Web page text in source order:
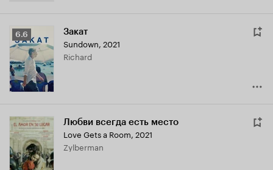
Рейтинг
Кинопоиска
6.6
6.6 Закат
Sundown, 2021
Richard
Любви всегда есть место
Love Gets a Room, 2021
Zylberman